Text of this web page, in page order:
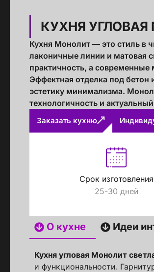
КУХНЯ
Кухня Монолит — это стиль в
лаконичные линии и матовая
практичность, а
Эффектная отделка под бетон
эстетику минимализма.
технологичность и
Заказать кухню
Срок изготовления
25-30 дней
О кухне Идеи
Кухня угловая Монолит
и функциональности.